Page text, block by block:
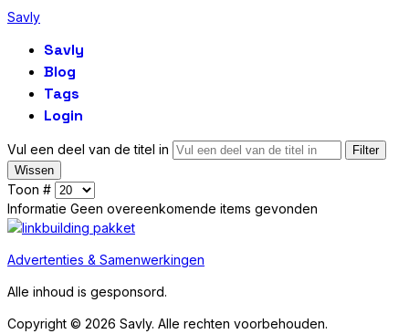
Savly
Savly
Blog
Tags
Login
Vul een deel van de titel in
Filter
Wissen
Toon #
Informatie Geen overeenkomende items gevonden
Advertenties & Samenwerkingen
Alle inhoud is gesponsord.
Copyright © 2026 Savly. Alle rechten voorbehouden.